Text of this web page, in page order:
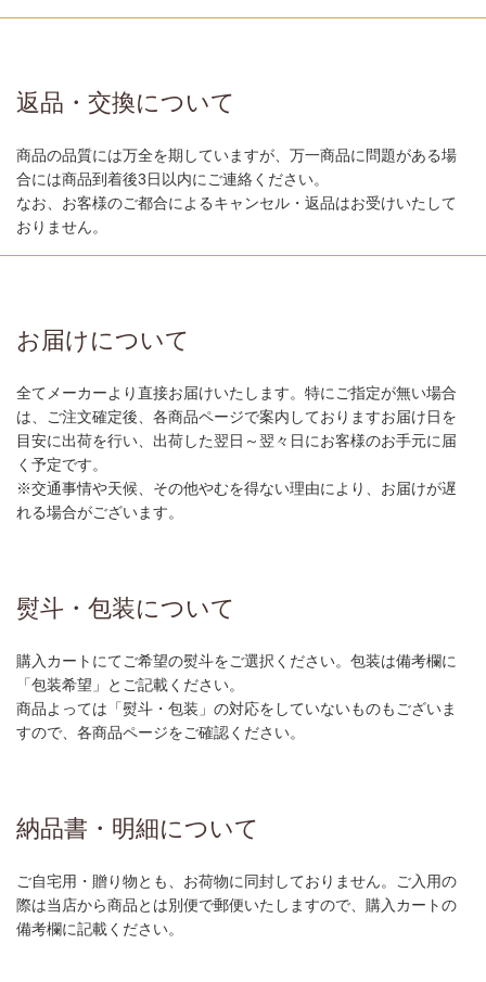
返品・交換について
商品の品質には万全を期していますが、万一商品に問題がある場
合には商品到着後3日以内にご連絡ください。
なお、お客様のご都合によるキャンセル・返品はお受けいたして
おりません。
お届けについて
全てメーカーより直接お届けいたします。特にご指定が無い場合
は、ご注文確定後、各商品ページで案内しておりますお届け日を
目安に出荷を行い、出荷した翌日～翌々日にお客様のお手元に届
く予定です。
※交通事情や天候、その他やむを得ない理由により、お届けが遅
れる場合がございます。
熨斗・包装について
購入カートにてご希望の熨斗をご選択ください。包装は備考欄に
「包装希望」とご記載ください。
商品よっては「熨斗・包装」の対応をしていないものもございま
すので、各商品ページをご確認ください。
納品書・明細について
ご自宅用・贈り物とも、お荷物に同封しておりません。ご入用の
際は当店から商品とは別便で郵便いたしますので、購入カートの
備考欄に記載ください。